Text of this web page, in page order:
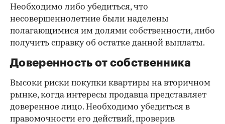
Необходимо либо убедиться, что
несовершеннолетние были наделены
полагающимися им долями собственности, либо
получить справку об остатке данной выплаты.
Доверенность от собственника
Высоки риски покупки квартиры на вторичном
рынке, когда интересы продавца представляет
доверенное лицо. Необходимо убедиться в
правомочности его действий, проверив